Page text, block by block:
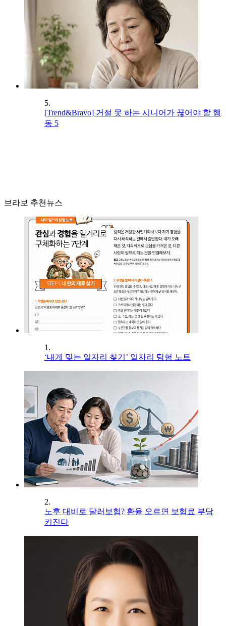
5.
[Trend&Bravo] 거절 못 하는 시니어가 끊어야 할 행
동 5
브라보 추천뉴스
1.
‘내게 맞는 일자리 찾기’ 일자리 탐험 노트
2.
노후 대비로 달러보험? 환율 오르면 보험료 부담
커진다